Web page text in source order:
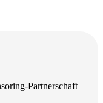
Partnerschaft